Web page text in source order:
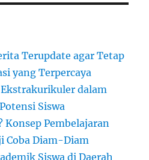
Terupdate agar Tetap
yang Terpercaya
dalam
Siswa
Konsep Pembelajaran
Coba Diam-Diam
Siswa di Daerah